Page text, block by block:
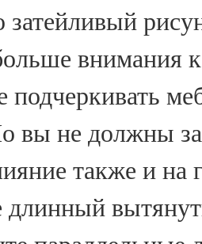
внимания
подчеркивать
вы не должны
также и